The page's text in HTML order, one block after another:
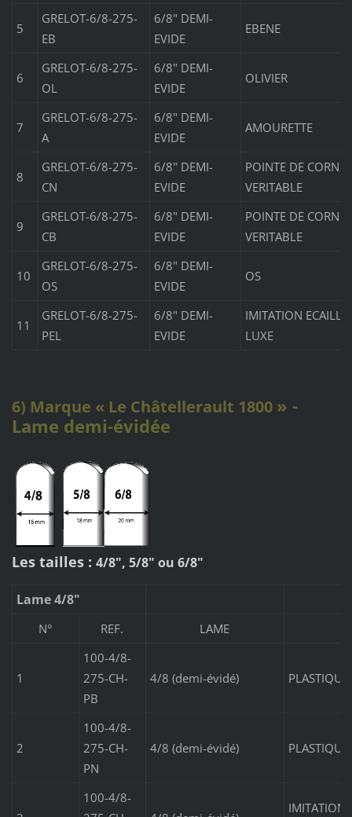
5
GRELOT-6/8-275-
EB
6/8" DEMI-
EVIDE
EBENE
6
GRELOT-6/8-275-
OL
6/8" DEMI-
EVIDE
OLIVIER
7
GRELOT-6/8-275-
A
6/8" DEMI-
EVIDE
AMOURETTE
8
GRELOT-6/8-275-
CN
6/8" DEMI-
EVIDE
POINTE DE CORNE
VERITABLE
9
GRELOT-6/8-275-
CB
6/8" DEMI-
EVIDE
POINTE DE CORNE
VERITABLE
10
GRELOT-6/8-275-
OS
6/8" DEMI-
EVIDE
OS
11
GRELOT-6/8-275-
PEL
6/8" DEMI-
EVIDE
IMITATION ECAILLE
LUXE
6) Marque « Le Châtellerault 1800 » -
Lame demi-évidée
Les tailles : 4/8", 5/8" ou 6/8"
Lame 4/8"
N° REF. LAME
1
100-4/8-
275-CH-
PB
4/8 (demi-évidé)
2
100-4/8-
275-CH-
PN
4/8 (demi-évidé)
100-4/8-
IMITATION